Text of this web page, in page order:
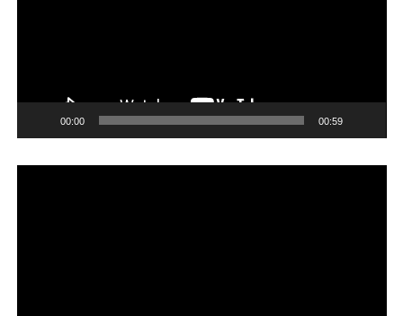
00:00 00:59
Reproductor